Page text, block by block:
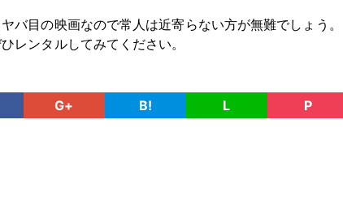
バ目の映画なので常人は近寄らない方が無難でしょう。
レンタルしてみてください。
G+ B! L P